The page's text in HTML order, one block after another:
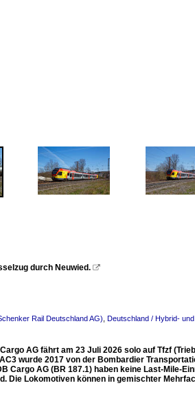
durch Neuwied. 
Rail Deutschland AG) Deutschland / Hybrid-
AG fährt am 23 Juli 2026 solo auf Tfzf
wurde 2017 von der Bombardier
Cargo AG (BR 187.1) haben keine Last-Mile-
Die Lokomotiven können in gemischter